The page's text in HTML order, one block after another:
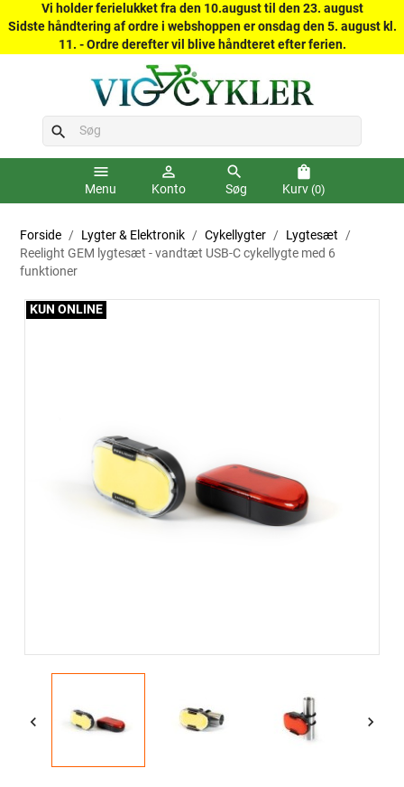
Vi holder ferielukket fra den 10.august til den 23. august
Sidste håndtering af ordre i webshoppen er onsdag den 5. august kl.
11. - Ordre derefter vil blive håndteret efter ferien.
search
menu
Menu
person_outline
Konto
search
Søg
shopping_bag
Kurv (0)
Forside Lygter & Elektronik Cykellygter
Lygtesæt
Reelight GEM lygtesæt - vandtæt USB-C cykellygte med 6
funktioner
KUN ONLINE
 